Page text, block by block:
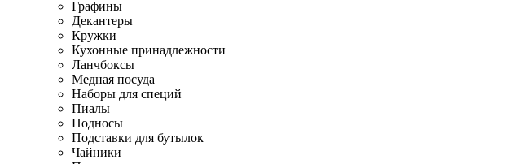
Графины
Декантеры
Кружки
Кухонные принадлежности
Ланчбоксы
Медная посуда
Наборы для специй
Пиалы
Подносы
Подставки для бутылок
Чайники